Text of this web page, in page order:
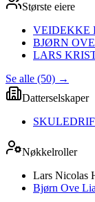
Største eiere
VEIDEKKE
BJØRN
LARS
Se alle (50) →
Datterselskaper
Nøkkelroller
Lars Nicolas
Bjørn Ove